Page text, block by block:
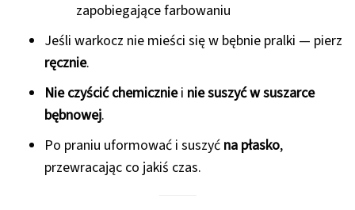
zapobiegające farbowaniu
Jeśli warkocz nie mieści się w bębnie pralki — pierz
ręcznie.
Nie czyścić chemiczniei nie suszyć w suszarce
bębnowej.
Po praniu uformować i suszyć na płasko,
przewracając co jakiś czas.